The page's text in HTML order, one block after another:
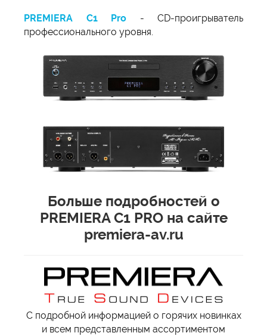
PREMIERA C1 Pro - CD-проигрыватель
профессионального уровня.
Больше подробностей о
PREMIERA C1 PRO на сайте
premiera-av.ru
С подробной информацией о горячих новинках
и всем представленным ассортиментом